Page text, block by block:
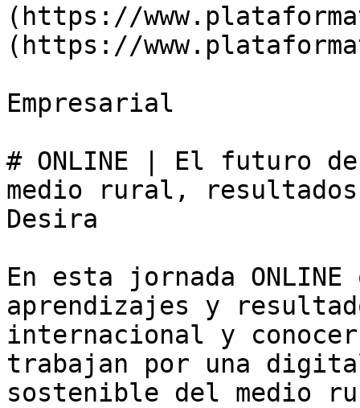
(https://
(https://
Empresarial
# ONLINE | El futuro
medio rural,
Desira
En esta jornada
aprendizajes y
internacional y
trabajan por una
sostenible del medio